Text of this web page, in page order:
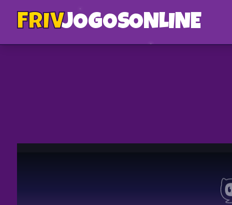
FRIVJOGOSONLINE